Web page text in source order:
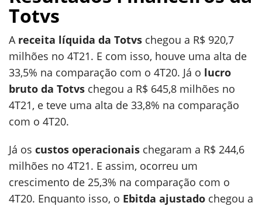
Totvs
A receita líquida da Totvs chegou a R$ 920,7
milhões no 4T21. E com isso, houve uma alta de
33,5% na comparação com o 4T20. Já o lucro
bruto da Totvs chegou a R$ 645,8 milhões no
4T21, e teve uma alta de 33,8% na comparação
com o 4T20.
Já os custos operacionais chegaram a R$ 244,6
milhões no 4T21. E assim, ocorreu um
crescimento de 25,3% na comparação com o
4T20. Enquanto isso, o Ebitda ajustado chegou a